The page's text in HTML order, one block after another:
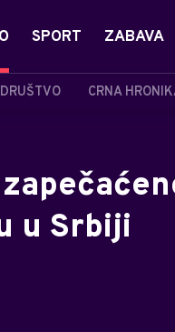
DRUŠTVO CRNA
SPORT ZABAVA
u Srbiji